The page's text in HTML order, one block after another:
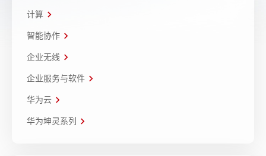
计算
智能协作
企业无线
企业服务与软件
华为云
华为坤灵系列